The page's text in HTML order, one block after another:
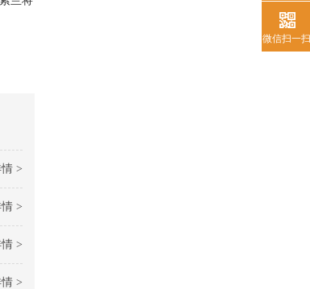
>
>
>
>
微信扫一扫